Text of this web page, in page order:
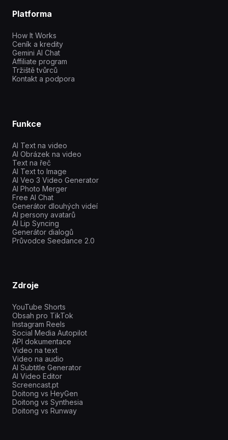
Platforma
How It Works
Ceník a kredity
Gemini AI Chat
Affiliate program
Tržiště tvůrců
Kontakt a podpora
Funkce
AI Text na video
AI Obrázek na video
Text na řeč
AI Text to Image
AI Veo 3 Video Generator
AI Photo Merger
Free AI Chat
Generátor dlouhých videí
AI persony avatarů
AI Lip Syncing
Generátor dialogů
Průvodce Seedance 2.0
Zdroje
YouTube Shorts
Obsah pro TikTok
Instagram Reels
Social Media Autopilot
API dokumentace
Video na text
Video na audio
AI Subtitle Generator
AI Video Editor
Screencast.pt
Doitong vs HeyGen
Doitong vs Synthesia
Doitong vs Runway